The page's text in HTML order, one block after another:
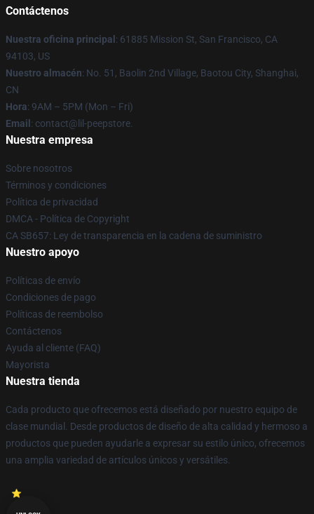
Contáctenos
Nuestra oficina principal : 61885 Mission St, San Francisco, CA
94103, US
Nuestro almacén: No. 51, Baolin 2nd Village, Baotou City, Shanghai,
CN
Hora: 9AM – 5PM (Mon – Fri)
Email : contact@lil-peepstore.
Nuestra empresa
Sobre nosotros
Términos y condiciones
Política de privacidad
DMCA - Política de Copyright
CA SB657: Ley de transparencia en la cadena de suministro
Nuestro apoyo
Políticas de envío
Condiciones de pago
Políticas de reembolso
Contáctenos
Ayuda al cliente (FAQ)
Mayorista
Nuestra tienda
Cada producto que ofrecemos está diseñado por nuestro equipo de
clase mundial. Desde productos de diseño de alta calidad y hermoso a
productos que pueden ayudarle a expresar su estilo único, ofrecemos
una amplia variedad de artículos únicos y versátiles.